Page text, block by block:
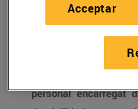
El Grup Bon Preu
seguretat entre els
personal encarregat d’entregar la compra on-line a
Acceptar